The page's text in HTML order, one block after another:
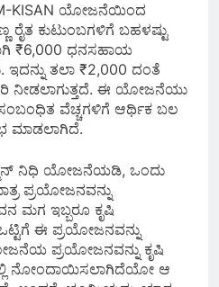
KISAN ಯೋಜನೆಯಿಂದ
ರೈತ ಕುಟುಂಬಗಳಿಗೆ ಬಹಳಷ್ಟು
₹6,000 ಧನಸಹಾಯ
ತಲಾ ₹2,000 ದಂತೆ
ನೀಡಲಾಗುತ್ತದೆ. ಈ ಯೋಜನೆಯು
ಸಂಬಂಧಿತ ವೆಚ್ಚಗಳಿಗೆ ಆರ್ಥಿಕ ಬಲ
ಮಾಡಲಾಗಿದೆ.
ನಿಧಿ ಯೋಜನೆಯಡಿ, ಒಂದು
ಪ್ರಯೋಜನವನ್ನು
ಮಗ ಇಬ್ಬರೂ ಕೃಷಿ
ಈ ಪ್ರಯೋಜನವನ್ನು
ಪ್ರಯೋಜನವನ್ನು ಕೃಷಿ
ನೋಂದಾಯಿಸಲಾಗಿದೆಯೋ ಆ